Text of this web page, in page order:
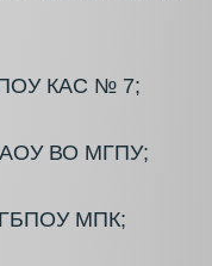
КАС № 7;
ВО МГПУ;
ГБПОУ МПК;